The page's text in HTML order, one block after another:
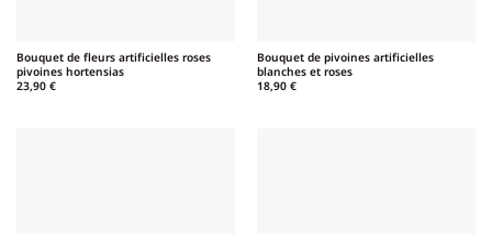
Bouquet de fleurs artificielles roses
pivoines hortensias
23,90 €
Bouquet de pivoines artificielles
blanches et roses
18,90 €